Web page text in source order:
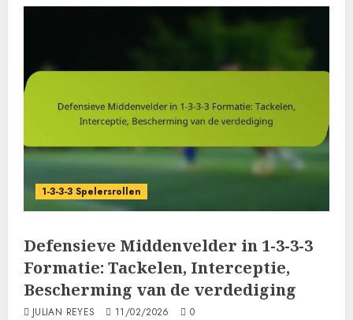
1-3-3-3 Spelersrollen
Defensieve Middenvelder in 1-3-3-3
Formatie: Tackelen, Interceptie,
Bescherming van de verdediging
JULIAN REYES 11/02/2026 0